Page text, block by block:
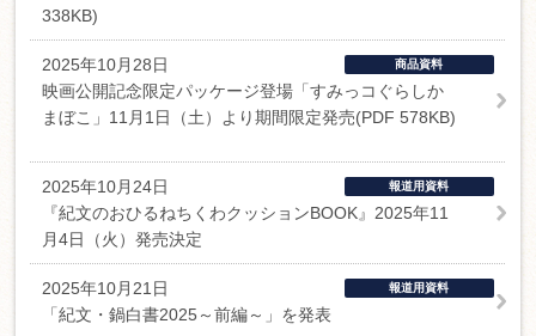
338KB)
2025年10月28日 商品資料
映画公開記念限定パッケージ登場「すみっコぐらしか
まぼこ」11月1日（土）より期間限定発売(PDF 578KB)
2025年10月24日 報道用資料
『紀文のおひるねちくわクッションBOOK』2025年11
月4日（火）発売決定
2025年10月21日 報道用資料
「紀文・鍋白書2025～前編～」を発表